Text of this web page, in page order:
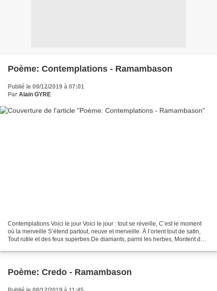
Poème: Contemplations - Ramambason
Publié le 09/12/2019 à 07:01
Par Alain GYRE
Contemplations Voici le jour Voici le jour : tout se réveille, C’est le moment
où la merveille S’étend partout, neuve et merveille. À l’orient tout de satin,
Tout rutile et des feux superbes De diamants, parmi les herbes, Montent de
Poème: Credo - Ramambason